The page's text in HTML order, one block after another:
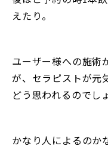
えたり。
ユーザー様への施術
が、セラピストが元
どう思われるのでし
かなり人によるのか